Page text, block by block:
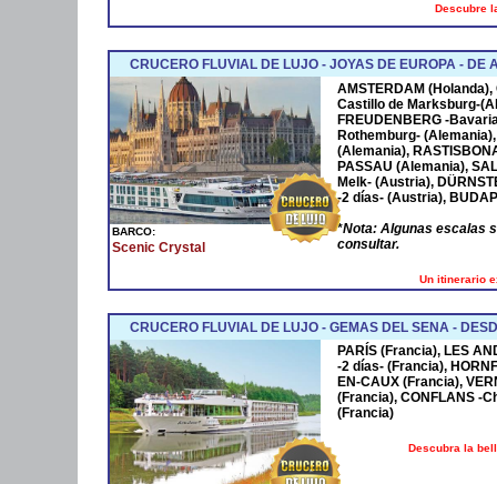
Descubre
CRUCERO FLUVIAL DE LUJO - JOYAS DE EUROPA - DE
BARCO:
Scenic Crystal
AMSTERDAM (Holanda),
Castillo de Marksburg-
FREUDENBERG -
Rothemburg-
(Alemania),
PASSAU (Alemania),
Melk- (Austria),
-2 días- (Austria),
*Nota: Algunas escalas
consultar.
Un itinerario
CRUCERO FLUVIAL DE LUJO - GEMAS DEL SENA -
PARÍS (Francia), LES
-2 días- (Francia),
EN-CAUX (Francia),
(Francia), CONFLANS -
(Francia)
Descubra la